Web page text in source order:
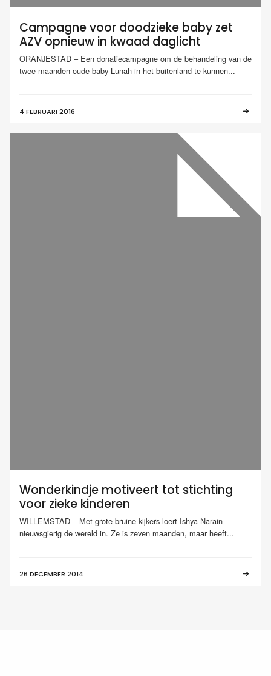
Campagne voor doodzieke baby zet
AZV opnieuw in kwaad daglicht
ORANJESTAD – Een donatiecampagne om de behandeling van de
twee maanden oude baby Lunah in het buitenland te kunnen...
4 FEBRUARI 2016
Wonderkindje motiveert tot stichting
voor zieke kinderen
WILLEMSTAD – Met grote bruine kijkers loert Ishya Narain
nieuwsgierig de wereld in. Ze is zeven maanden, maar heeft...
26 DECEMBER 2014